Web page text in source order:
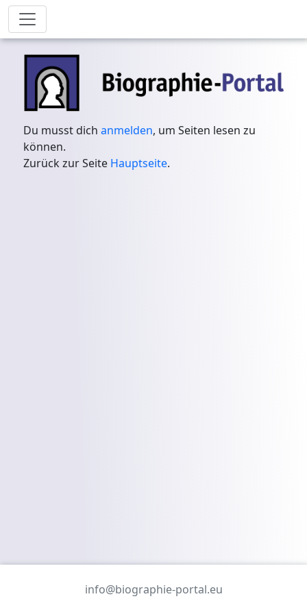
Du musst dichanmelden, um Seiten lesen zu
können.
Zurück zur Seite Hauptseite.
info@biographie-portal.eu